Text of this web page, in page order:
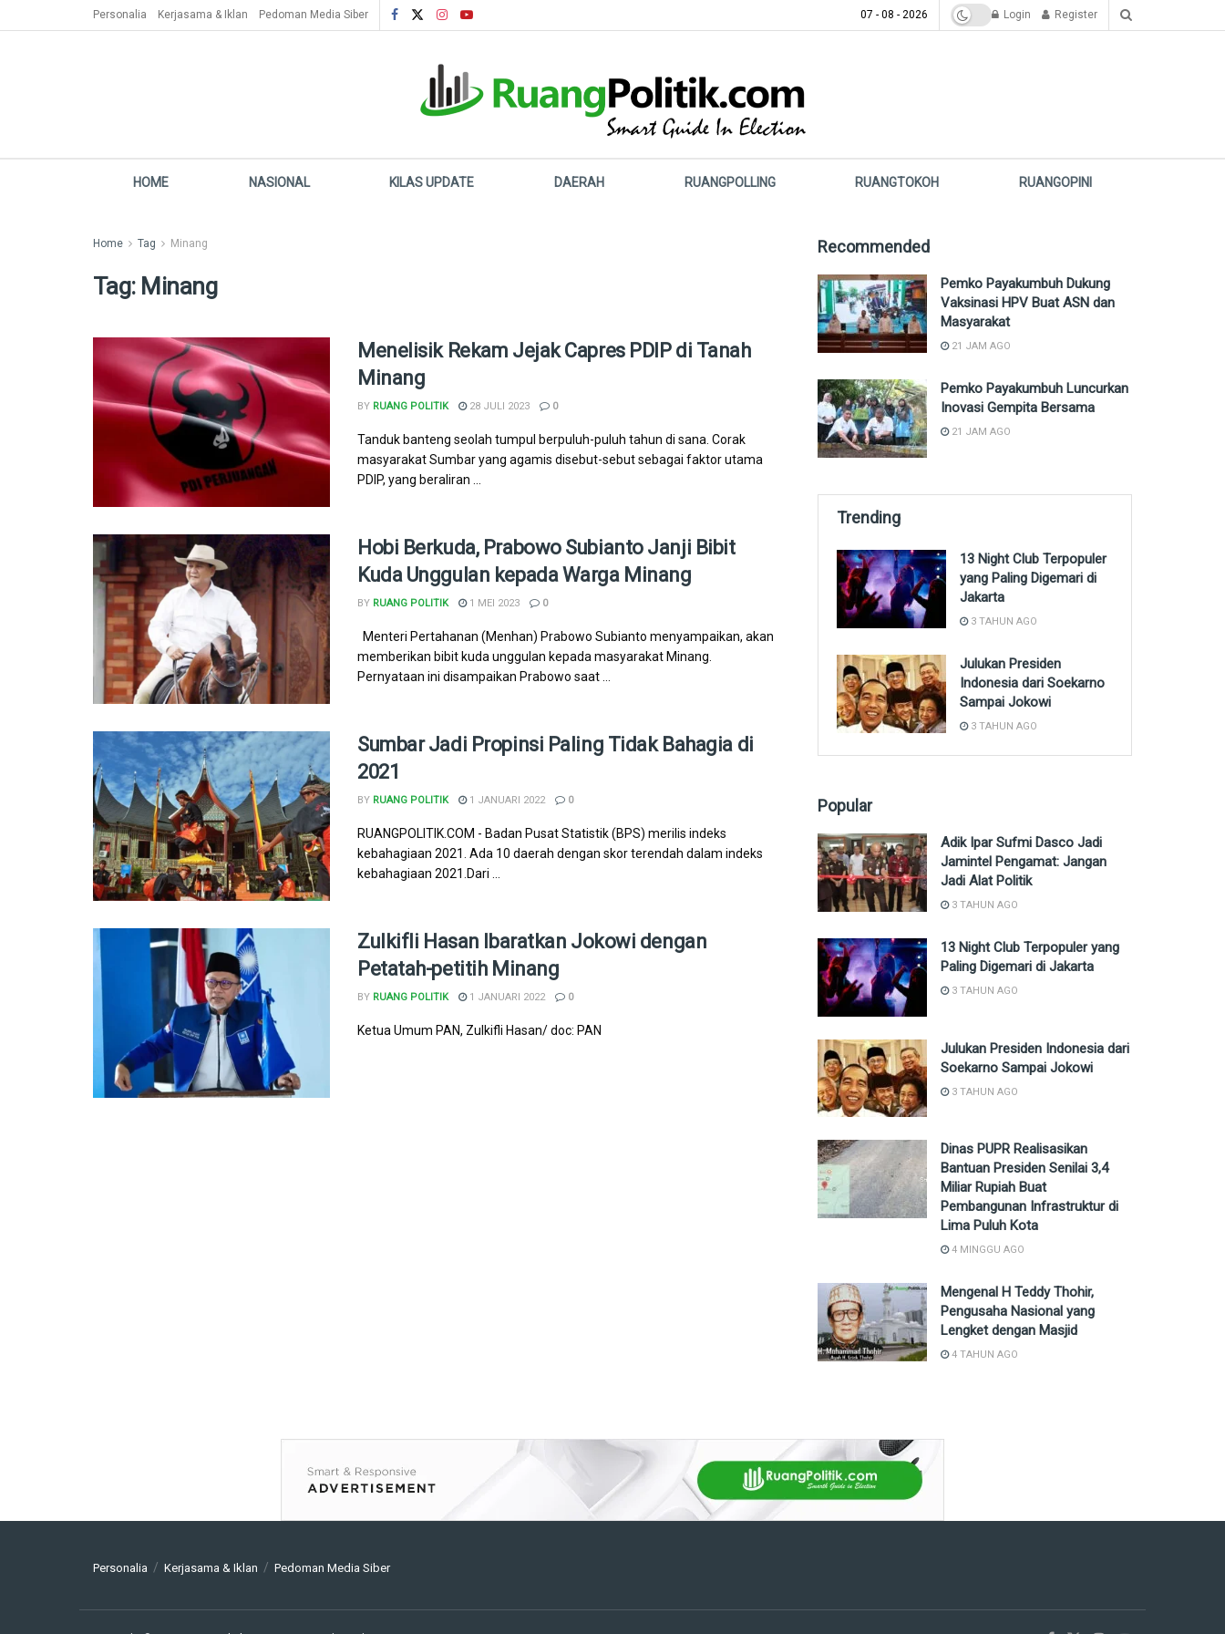
Personalia Kerjasama & Iklan Pedoman Media Siber 07 - 08 - 2026 Login Register
HOME NASIONAL KILAS UPDATE DAERAH RUANGPOLLING RUANGTOKOH RUANGOPINI
Home Tag Minang
Tag: Minang
Menelisik Rekam Jejak Capres PDIP di Tanah
Minang
BY RUANG POLITIK 28 JULI 2023 0
Tanduk banteng seolah tumpul berpuluh-puluh tahun di sana. Corak
masyarakat Sumbar yang agamis disebut-sebut sebagai faktor utama
PDIP, yang beraliran ...
Hobi Berkuda, Prabowo Subianto Janji Bibit
Kuda Unggulan kepada Warga Minang
BY RUANG POLITIK 1 MEI 2023 0
Menteri Pertahanan (Menhan) Prabowo Subianto menyampaikan, akan
memberikan bibit kuda unggulan kepada masyarakat Minang.
Pernyataan ini disampaikan Prabowo saat ...
Sumbar Jadi Propinsi Paling Tidak Bahagia di
2021
BY RUANG POLITIK 1 JANUARI 2022 0
RUANGPOLITIK.COM - Badan Pusat Statistik (BPS) merilis indeks
kebahagiaan 2021. Ada 10 daerah dengan skor terendah dalam indeks
kebahagiaan 2021.Dari ...
Zulkifli Hasan Ibaratkan Jokowi dengan
Petatah-petitih Minang
BY RUANG POLITIK 1 JANUARI 2022 0
Ketua Umum PAN, Zulkifli Hasan/ doc: PAN
Recommended
Pemko Payakumbuh Dukung
Vaksinasi HPV Buat ASN dan
Masyarakat
21 JAM AGO
Pemko Payakumbuh Luncurkan
Inovasi Gempita Bersama
21 JAM AGO
Trending
13 Night Club Terpopuler
yang Paling Digemari di
Jakarta
3 TAHUN AGO
Julukan Presiden
Indonesia dari Soekarno
Sampai Jokowi
3 TAHUN AGO
Popular
Adik Ipar Sufmi Dasco Jadi
Jamintel Pengamat: Jangan
Jadi Alat Politik
3 TAHUN AGO
13 Night Club Terpopuler yang
Paling Digemari di Jakarta
3 TAHUN AGO
Julukan Presiden Indonesia dari
Soekarno Sampai Jokowi
3 TAHUN AGO
Dinas PUPR Realisasikan
Bantuan Presiden Senilai 3,4
Miliar Rupiah Buat
Pembangunan Infrastruktur di
Lima Puluh Kota
4 MINGGU AGO
Mengenal H Teddy Thohir,
Pengusaha Nasional yang
Lengket dengan Masjid
4 TAHUN AGO
Personalia Kerjasama & Iklan Pedoman Media Siber